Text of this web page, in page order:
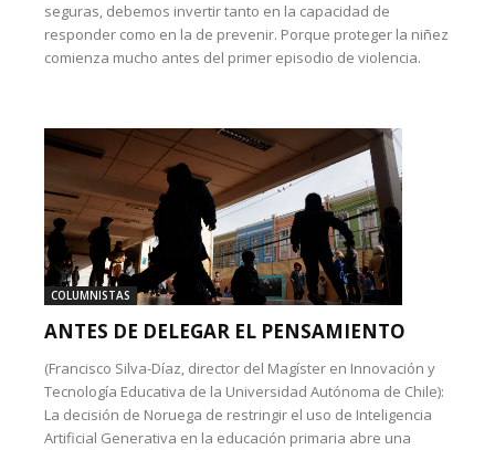
seguras, debemos invertir tanto en la capacidad de
responder como en la de prevenir. Porque proteger la niñez
comienza mucho antes del primer episodio de violencia.
COLUMNISTAS
ANTES DE DELEGAR EL PENSAMIENTO
(Francisco Silva-Díaz, director del Magíster en Innovación y
Tecnología Educativa de la Universidad Autónoma de Chile):
La decisión de Noruega de restringir el uso de Inteligencia
Artificial Generativa en la educación primaria abre una